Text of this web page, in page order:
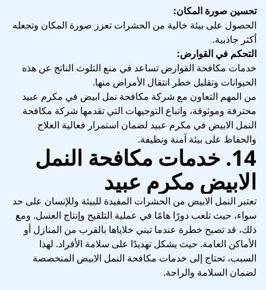
تحسين صورة المكان:
الحصول على بيئة خالية من الحشرات تعزز صورة المكان وتجعله
أكثر جاذبية.
التحكم في القوارض:
خدمات مكافحة القوارض تساعد في منع التلوث الناتج عن هذه
الحيوانات وتقليل خطر انتقال الأمراض منها.
من المهم التعاون مع شركة مكافحة نمل ابيض في مكرم عبيد
محترفة وموثوقة، واتباع التوجيهات التي تقدمها شركة مكافحة
النمل الابيض في مكرم عبيد لضمان استمرار فعالية العلاج
والحفاظ على بيئة آمنة ونظيفة.
14. خدمات مكافحة النمل
الابيض مكرم عبيد
تعتبر النمل الابيض من الحشرات المفيدة للبيئة وللإنسان على حد
سواء، حيث تلعب دورًا هامًا في عملية التلقيح وإنتاج العسل. ومع
ذلك، قد تصبح خطرة عندما تبني خلاياها بالقرب من المنازل أو
الأماكن العامة. حيث يشكل تهديدًا على سلامة الأفراد. لهذا
السبب، تحتاج إلى خدمات مكافحة النمل الابيض المتخصصة
لضمان السلامة والراحة.